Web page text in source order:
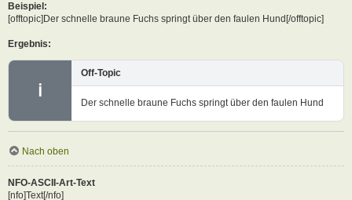
Beispiel:
[offtopic]Der schnelle braune Fuchs springt über den faulen Hund[/offtopic]
Ergebnis:
ℹ
Off-Topic
Der schnelle braune Fuchs springt über den faulen Hund
Nach oben
NFO-ASCII-Art-Text
[nfo]Text[/nfo]